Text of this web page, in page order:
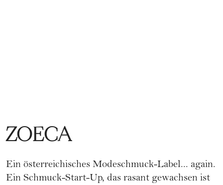
ZOECA
Ein österreichisches Modeschmuck-Label... again.
Ein Schmuck-Start-Up, das rasant gewachsen ist